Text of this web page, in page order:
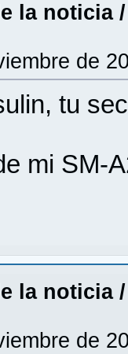
la noticia
de
tu
mi SM-
la noticia
de